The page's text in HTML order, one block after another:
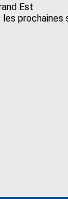
Est
prochaines